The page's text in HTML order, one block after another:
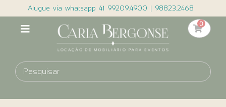
Alugue via whatsapp 41 99209.4900 | 98823.2468
0